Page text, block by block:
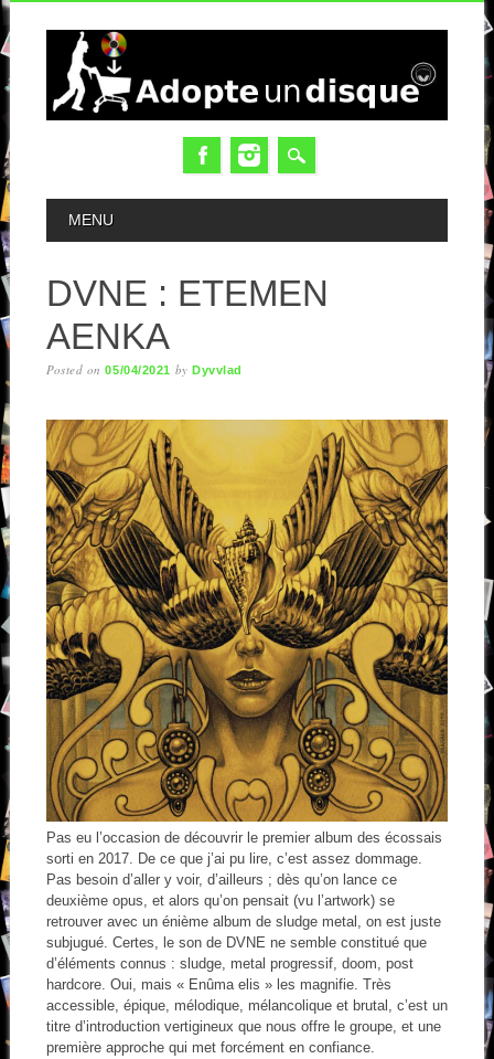
MAIN MENU
MENU
DVNE : ETEMEN
AENKA
Posted on05/04/2021 byDyvvlad
Pas eu l’occasion de découvrir le premier album des écossais
sorti en 2017. De ce que j’ai pu lire, c’est assez dommage.
Pas besoin d’aller y voir, d’ailleurs ; dès qu’on lance ce
deuxième opus, et alors qu’on pensait (vu l’artwork) se
retrouver avec un énième album de sludge metal, on est juste
subjugué. Certes, le son de DVNE ne semble constitué que
d’éléments connus : sludge, metal progressif, doom, post
hardcore. Oui, mais « Enûma elis » les magnifie. Très
accessible, épique, mélodique, mélancolique et brutal, c’est un
titre d’introduction vertigineux que nous offre le groupe, et une
première approche qui met forcément en confiance.